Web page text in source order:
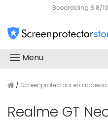
Beoordeling 8.8/10
Menu
/ Screenprotectors en
Realme GT